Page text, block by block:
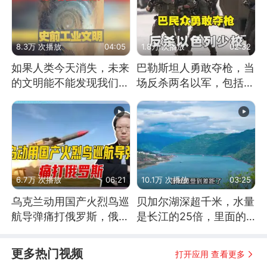
8.3万 次播放 04:05
如果人类今天消失，未来
的文明能不能发现我们存
1.8万 次播放 02:32
巴勒斯坦人勇敢夺枪，当
场反杀两名以军，包括一
6.7万 次播放 06:21
乌克兰动用国产火烈鸟巡
航导弹痛打俄罗斯，俄军
10.1万 次播放 03:25
贝加尔湖深超千米，水量
是长江的25倍，里面的
更多热门视频 打开应用 查看更多